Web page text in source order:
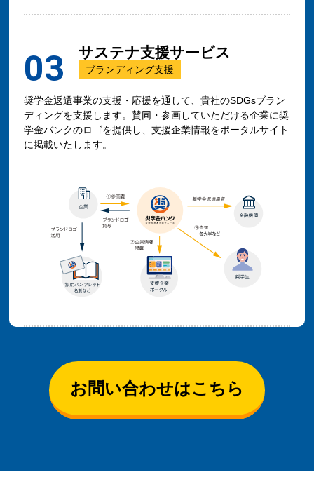
03 サステナ支援サービス
ブランディング支援
奨学金返還事業の支援・応援を通して、貴社のSDGsブラン
ディングを支援します。賛同・参画していただける企業に奨
学金バンクのロゴを提供し、支援企業情報をポータルサイト
に掲載いたします。
お問い合わせはこちら